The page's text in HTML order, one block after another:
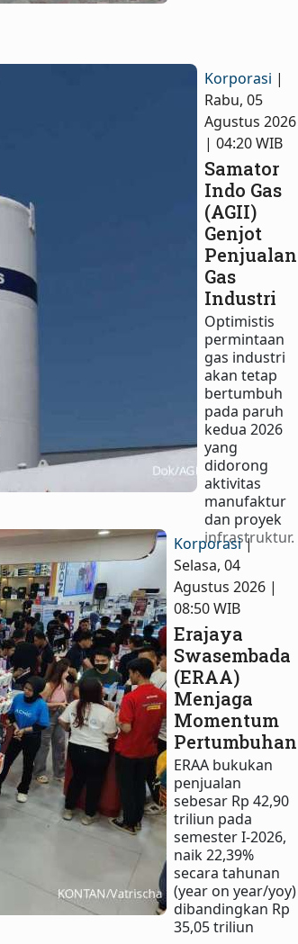
Korporasi |
Rabu, 05
Agustus 2026
| 04:20 WIB
Samator
Indo Gas
(AGII)
Genjot
Penjualan
Gas
Industri
Optimistis
permintaan
gas industri
akan tetap
bertumbuh
pada paruh
kedua 2026
yang
didorong
aktivitas
manufaktur
dan proyek
infrastruktur.
Korporasi|
Selasa, 04
Agustus 2026 |
08:50 WIB
Erajaya
Swasembada
(ERAA)
Menjaga
Momentum
Pertumbuhan
ERAA bukukan
penjualan
sebesar Rp 42,90
triliun pada
semester I-2026,
naik 22,39%
secara tahunan
(year on year/yoy)
dibandingkan Rp
35,05 triliun